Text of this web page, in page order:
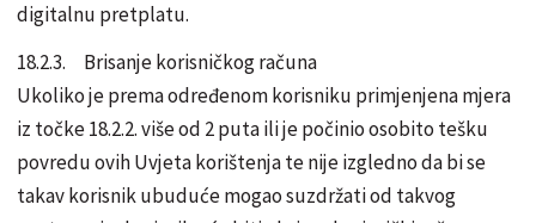
digitalnu pretplatu.
18.2.3. Brisanje korisničkog računa
Ukoliko je prema određenom korisniku primjenjena mjera
iz točke 18.2.2. više od 2 puta ili je počinio osobito tešku
povredu ovih Uvjeta korištenja te nije izgledno da bi se
takav korisnik ubuduće mogao suzdržati od takvog